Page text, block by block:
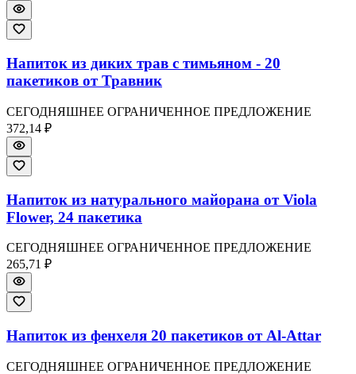
Напиток из диких трав с тимьяном - 20
пакетиков от Травник
СЕГОДНЯШНЕЕ ОГРАНИЧЕННОЕ ПРЕДЛОЖЕНИЕ
372,14 ₽
Напиток из натурального майорана от Viola
Flower, 24 пакетика
СЕГОДНЯШНЕЕ ОГРАНИЧЕННОЕ ПРЕДЛОЖЕНИЕ
265,71 ₽
Напиток из фенхеля 20 пакетиков от Al-Attar
СЕГОДНЯШНЕЕ ОГРАНИЧЕННОЕ ПРЕДЛОЖЕНИЕ